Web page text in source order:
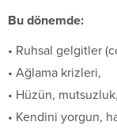
Bu dönemde:
• Ruhsal gelgitler
• Ağlama krizleri,
• Hüzün, mutsuzluk,
• Kendini yorgun,